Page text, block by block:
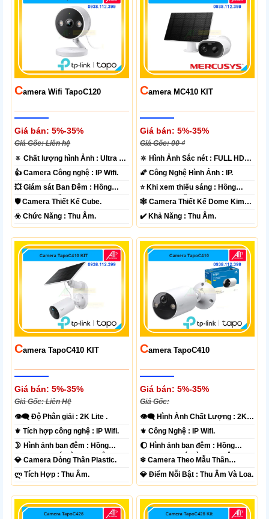
CAmera Wifi TapoC120
Giá bán: 5%-35%
Giá Gốc: Liên hệ
🔅 Chất lượng hình Ảnh :Ultra 2k
+ .
👍 Camera Công nghệ :
IP Wifi.
💥 Giám sát Ban Đêm : Hồng
Ngoại 10m Hồng Ngoại SMD.
🛡 Camera Thiết KếCube.
️☣️ Chức Năng :Thu Âm.
CAmera MC410 KIT
Giá bán: 5%-35%
Giá Gốc: 00 ₫
🔆 Hình Ảnh Sắc nét : FULL HD
1080P .
🌠 Công Nghệ Hình Ảnh :
IP.
⭐ Khi xem thiếu sáng : Hồng
Ngoại 10m Hồng Ngoại SMD.
🕸️ Camera Thiết Kế Dome Kim
loại + Nhựa.
️✔️ Khả Năng :Thu Âm.
CAmera TapoC410 KIT
Giá bán: 5%-35%
Giá Gốc: Liên Hệ
👁️‍🗨 Độ Phân giải :2K Lite .
⚜️ Tích hợp công nghệ :
IP Wifi.
🌛 Hình ảnh ban đêm : Hồng
Ngoại 10m Có Màu Ban Ðêm.
💎 Camera DòngThân Plastic.
️ლ Tích Hợp :Thu Âm.
CAmera TapoC410
Giá bán: 5%-35%
Giá Gốc:
👁️‍🗨 Hình Ành Chất Lượng :2K
Lite .
⚜️ Công Nghệ :
IP Wifi.
🌔 Hình ảnh ban đêm : Hồng
Ngoại 10m Có Màu Ban Ðêm.
❄ Camera Theo MẫuThân
Plastic.
️💎 Điểm Nỗi Bật :Thu Âm Và Loa.